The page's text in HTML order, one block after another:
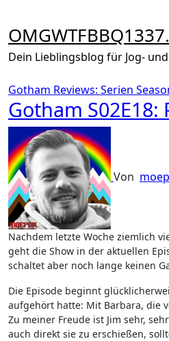
springen
Dein Lieblingsblog für Jog-
Gotham Reviews: Serien
Gotham S02E18:
Von
Nachdem letzte Woche ziemlich
geht die Show in der aktuellen
schaltet aber noch lange keinen
Die Episode beginnt
aufgehört hatte: Mit Barbara, die
Zu meiner Freude ist Jim sehr,
auch direkt sie zu erschießen,